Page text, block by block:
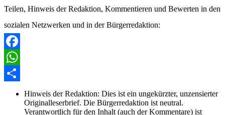
Teilen, Hinweis der Redaktion, Kommentieren und Bewerten in den
sozialen Netzwerken und in der Bürgerredaktion:
Facebook
WhatsApp
Hinweis der Redaktion: Dies ist ein ungekürzter, unzensierter
Originalleserbrief. Die Bürgerredaktion ist neutral.
Verantwortlich für den Inhalt (auch der Kommentare) ist